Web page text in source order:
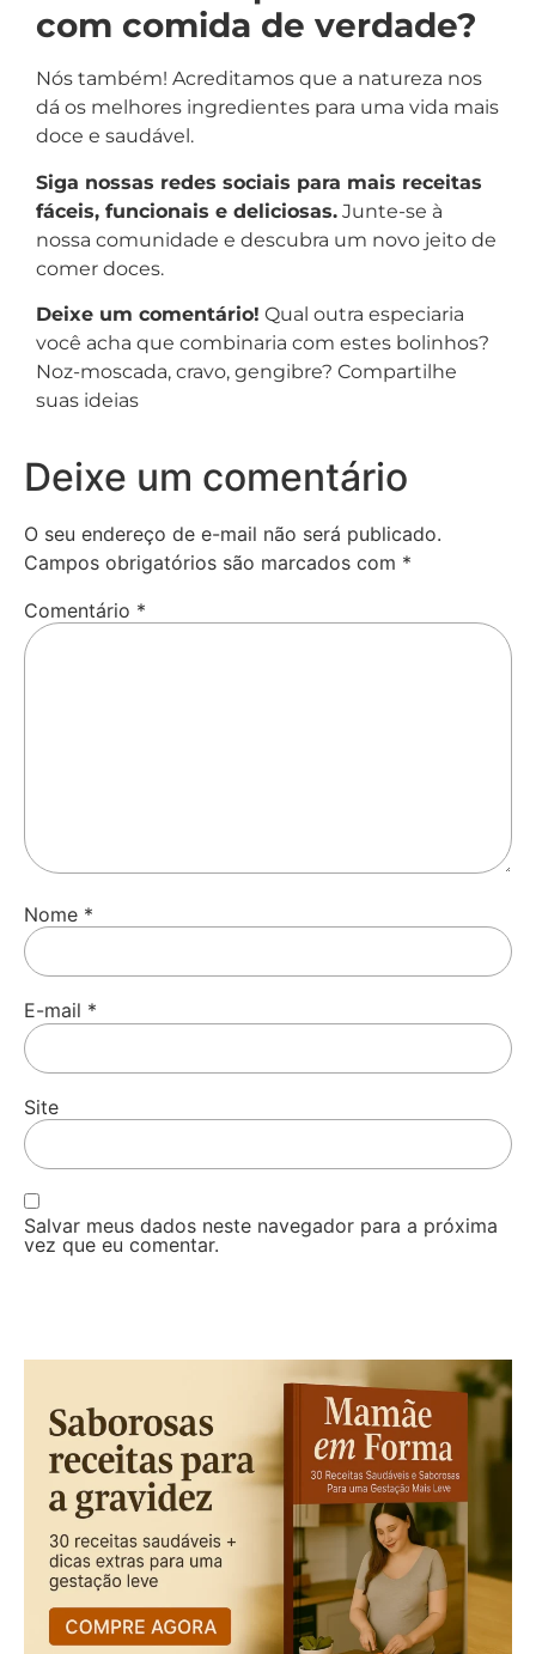
com comida de verdade?
Nós também! Acreditamos que a natureza nos
dá os melhores ingredientes para uma vida mais
doce e saudável.
Siga nossas redes sociais para mais receitas
fáceis, funcionais e deliciosas. Junte-se à
nossa comunidade e descubra um novo jeito de
comer doces.
Deixe um comentário! Qual outra especiaria
você acha que combinaria com estes bolinhos?
Noz-moscada, cravo, gengibre? Compartilhe
suas ideias
Deixe um comentário
O seu endereço de e-mail não será publicado.
Campos obrigatórios são marcados com *
Comentário *
Nome *
E-mail *
Site
Salvar meus dados neste navegador para a próxima
vez que eu comentar.